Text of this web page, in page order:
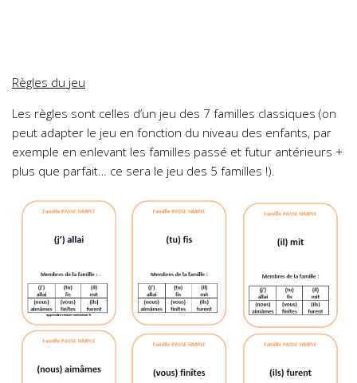
Règles du jeu
Les règles sont celles d’un jeu des 7 familles classiques (on
peut adapter le jeu en fonction du niveau des enfants, par
exemple en enlevant les familles passé et futur antérieurs +
plus que parfait… ce sera le jeu des 5 familles !).